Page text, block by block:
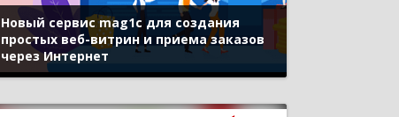
Новый сервис mag1c для создания
простых веб-витрин и приема заказов
через Интернет